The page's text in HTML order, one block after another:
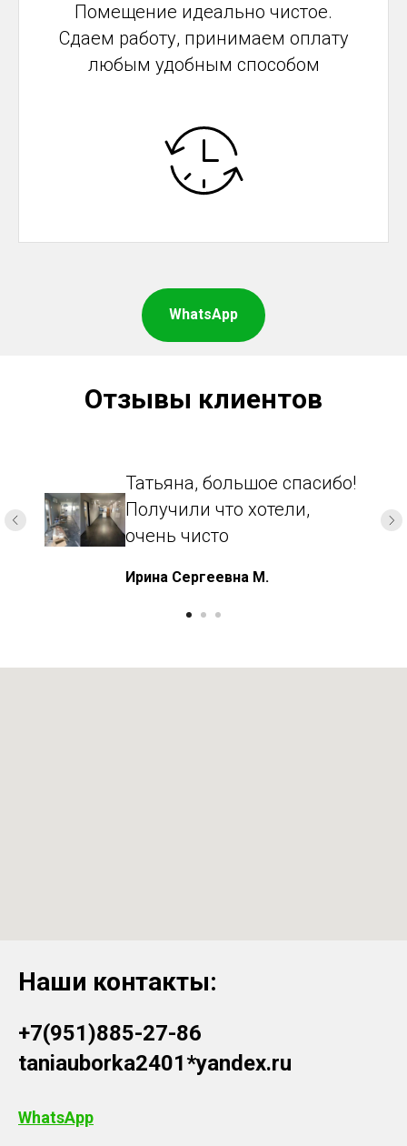
Помещение идеально чистое.
Сдаем работу, принимаем оплату
любым удобным способом
WhatsApp
Отзывы клиентов
Татьяна, большое спасибо!
Получили что хотели,
очень чисто
Ирина Сергеевна М.
Наши контакты:
+7(951)885-27-86
taniauborka2401*yandex.ru
WhatsApp